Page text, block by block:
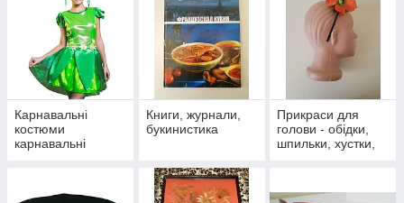
Карнавальні
костюми
карнавальні
Книги, журнали,
букинистика
Прикраси для
голови - обідки,
шпильки, хустки,